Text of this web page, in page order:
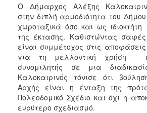
ΠΟΛΙΤΙΣΜΟΣ
ΑΝΘΕΚΤΙΚΗ
ΠΟΛΗ
Ο Δήμαρχος Αλέξης
στην διπλή αρμοδιότητα του
χωροταξικά όσο και ως
της έκτασης. Καθιστώντας
είναι συμμέτοχος στις
για τη μελλοντική χρήση -
συνομιλητής σε μια
Καλοκαιρινός τόνισε ότι
Αρχής είναι η ένταξη της
Πολεοδομικό Σχέδιο και όχι η
ευρύτερο σχεδιασμό.